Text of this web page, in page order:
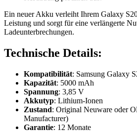
Ein neuer Akku verleiht Ihrem Galaxy
Leistung und sorgt für eine verlängerte
Ladeunterbrechungen.
Technische Details:
Kompatibilität: Samsung Galaxy
Kapazität: 5000 mAh
Spannung: 3,85 V
Akkutyp: Lithium-Ionen
Zustand: Original Neuware oder
Manufacturer)
Garantie: 12 Monate